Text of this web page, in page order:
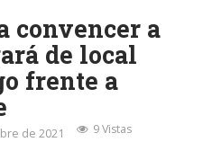
convencer a
de local
frente a
de 2021 9 Vistas